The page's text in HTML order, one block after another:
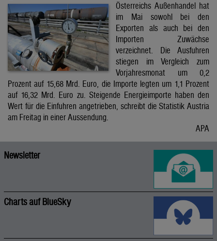
Österreichs Außenhandel hat
im Mai sowohl bei den
Exporten als auch bei den
Importen Zuwächse
verzeichnet. Die Ausfuhren
stiegen im Vergleich zum
Vorjahresmonat um 0,2
Prozent auf 15,68 Mrd. Euro, die Importe legten um 1,1 Prozent
auf 16,32 Mrd. Euro zu. Steigende Energieimporte haben den
Wert für die Einfuhren angetrieben, schreibt die Statistik Austria
am Freitag in einer Aussendung.
APA
Newsletter
Charts auf BlueSky